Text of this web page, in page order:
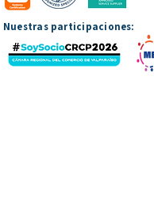
y
el
Nuestras participaciones: